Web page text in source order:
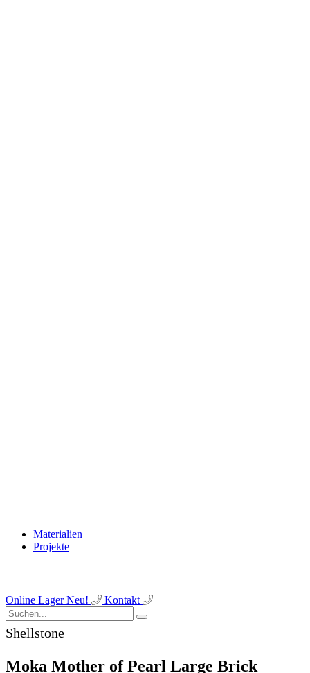
Materialien
Projekte
Online LagerNeu! Kontakt
Shellstone
Moka Mother of Pearl Large Brick